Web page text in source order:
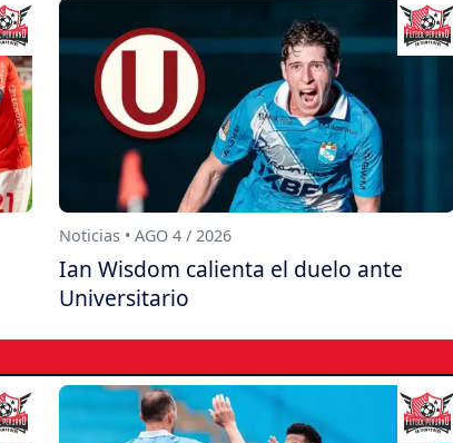
Noticias • AGO 4 / 2026
Ian Wisdom calienta el duelo ante
Universitario